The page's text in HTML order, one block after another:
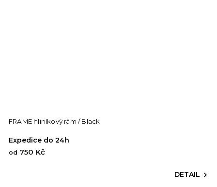
FRAME hliníkový rám / Black
Expedice do 24h
od 750 Kč
DETAIL